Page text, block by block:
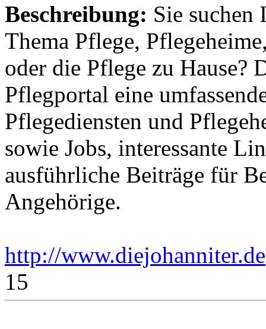
Beschreibung: Sie suchen
Thema Pflege,
oder die Pflege zu Hause?
Pflegportal eine
Pflegediensten und
sowie Jobs, interessante
ausführliche Beiträge für
Angehörige.
http://www.diejohanniter.de
15